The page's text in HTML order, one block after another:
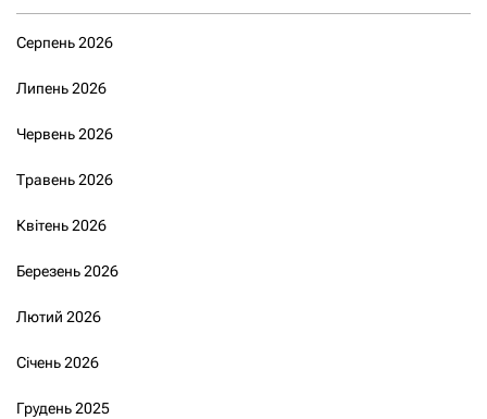
Серпень 2026
Липень 2026
Червень 2026
Травень 2026
Квітень 2026
Березень 2026
Лютий 2026
Січень 2026
Грудень 2025